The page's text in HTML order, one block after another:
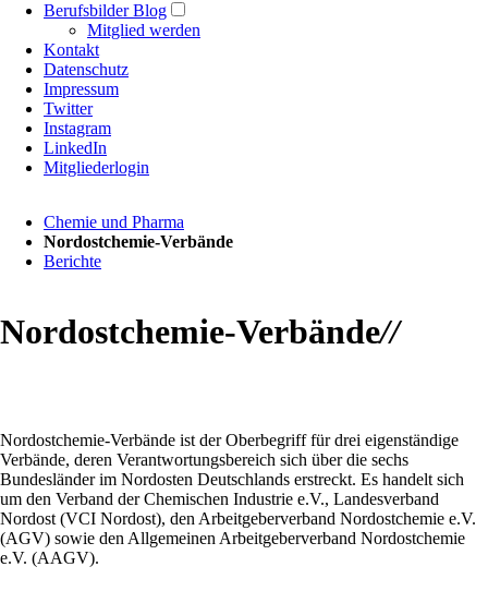
Berufsbilder Blog
Mitglied werden
Kontakt
Datenschutz
Impressum
Twitter
Instagram
LinkedIn
Mitgliederlogin
überspringenChemie und Pharma
Nordostchemie-Verbände
Berichte
Nordostchemie-Verbände//
Nordostchemie-Verbände ist der Oberbegriff für drei eigenständige
Verbände, deren Verantwortungsbereich sich über die sechs
Bundesländer im Nordosten Deutschlands erstreckt. Es handelt sich
um den Verband der Chemischen Industrie e.V., Landesverband
Nordost (VCI Nordost), den Arbeitgeberverband Nordostchemie e.V.
(AGV) sowie den Allgemeinen Arbeitgeberverband Nordostchemie
e.V. (AAGV).